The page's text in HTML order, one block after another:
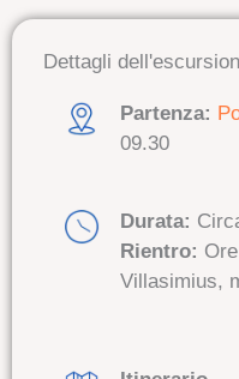
Dettagli
Partenza:
09.30
Durata:
Rientro: Ore
Villasimius,